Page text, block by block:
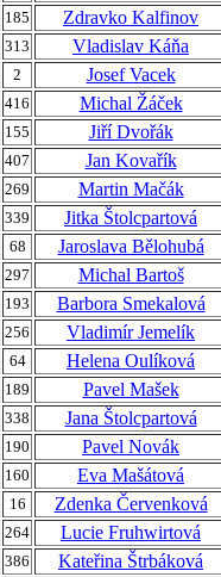
185
Zdravko Kalfinov
313
Vladislav Káňa
2
Josef Vacek
416
Michal Žáček
155
Jiří Dvořák
407
Jan Kovařík
269
Martin Mačák
339
Jitka Štolcpartová
68
Jaroslava Bělohubá
297
Michal Bartoš
193
Barbora Smekalová
256
Vladimír Jemelík
64
Helena Oulíková
189
Pavel Mašek
338
Jana Štolcpartová
190
Pavel Novák
160
Eva Mašátová
16
Zdenka Červenková
264
Lucie Fruhwirtová
386
Kateřina Štrbáková